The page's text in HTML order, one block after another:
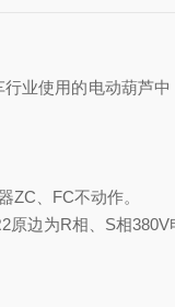
业使用的电动葫芦
ZC、FC不动作。
边为R相、S相